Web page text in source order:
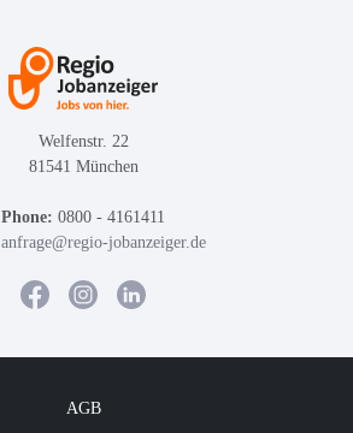
Welfenstr. 22
81541 München
Phone: 0800 - 4161411
anfrage@regio-jobanzeiger.de
AGB